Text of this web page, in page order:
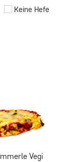
Keine Hefe
Vegi